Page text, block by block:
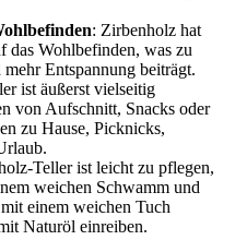
: Zirbenholz hat
das Wohlbefinden, was zu
Entspannung beiträgt.
ist äußerst vielseitig
von Aufschnitt, Snacks oder
zu Hause, Picknicks,
Teller ist leicht zu pflegen,
weichen Schwamm und
einem weichen Tuch
Naturöl einreiben.